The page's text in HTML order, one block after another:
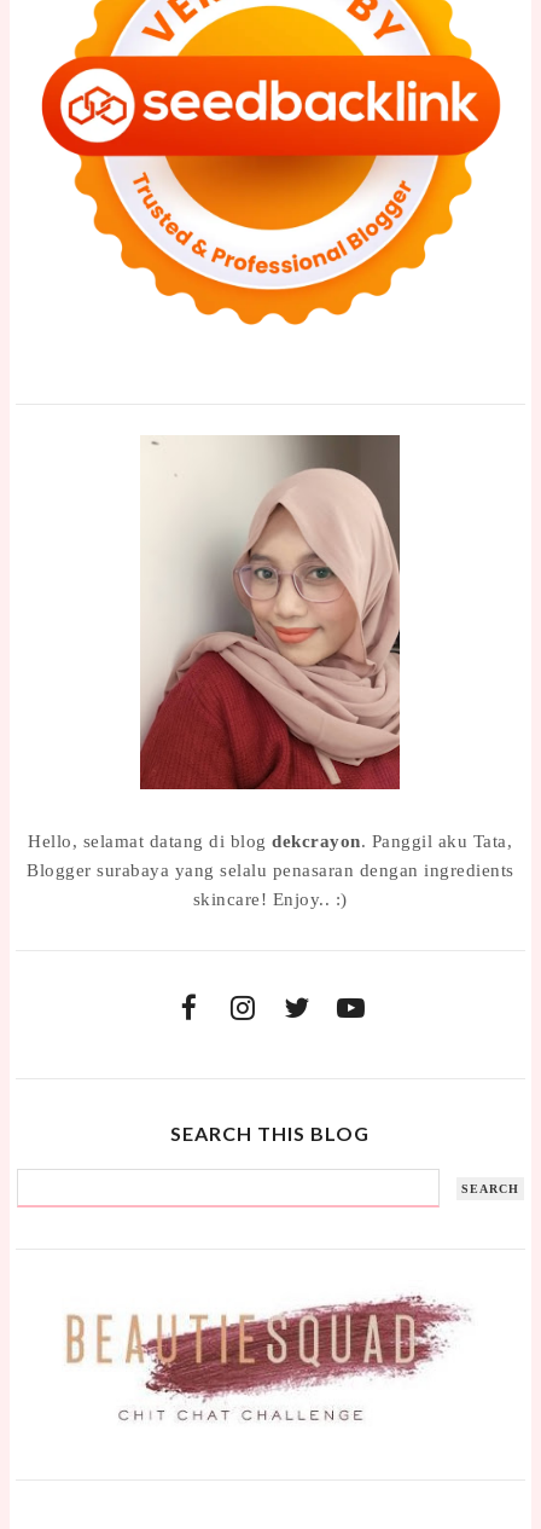
Hello, selamat datang di blogdekcrayon. Panggil aku Tata,
Blogger surabaya yang selalu penasaran dengan ingredients
skincare! Enjoy.. :)
SEARCH THIS BLOG